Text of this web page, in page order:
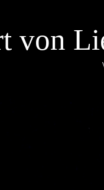
von